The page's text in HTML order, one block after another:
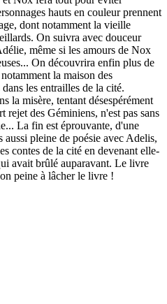
hauts en couleur prennent
dont notamment la vieille
On suivra avec douceur
même si les amours de Nox
On découvrira enfin plus de
la maison des
les entrailles de la cité.
la misère, tentant désespérément
rejet des Géminiens, n'est pas sans
La fin est éprouvante, d'une
aussi pleine de poésie avec Adelis,
contes de la cité en devenant elle-
avait brûlé auparavant. Le livre
peine à lâcher le livre !